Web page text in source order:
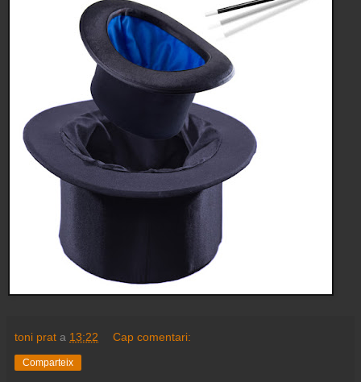
toni prat a 13:22 Cap comentari:
Comparteix